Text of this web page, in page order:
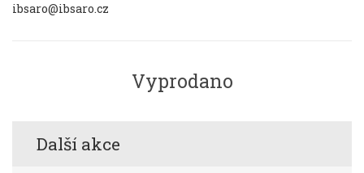
ibsaro@ibsaro.cz
Vyprodano
Další akce